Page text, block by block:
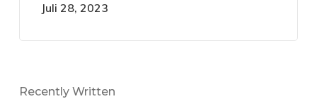
Juli 28, 2023
Recently Written